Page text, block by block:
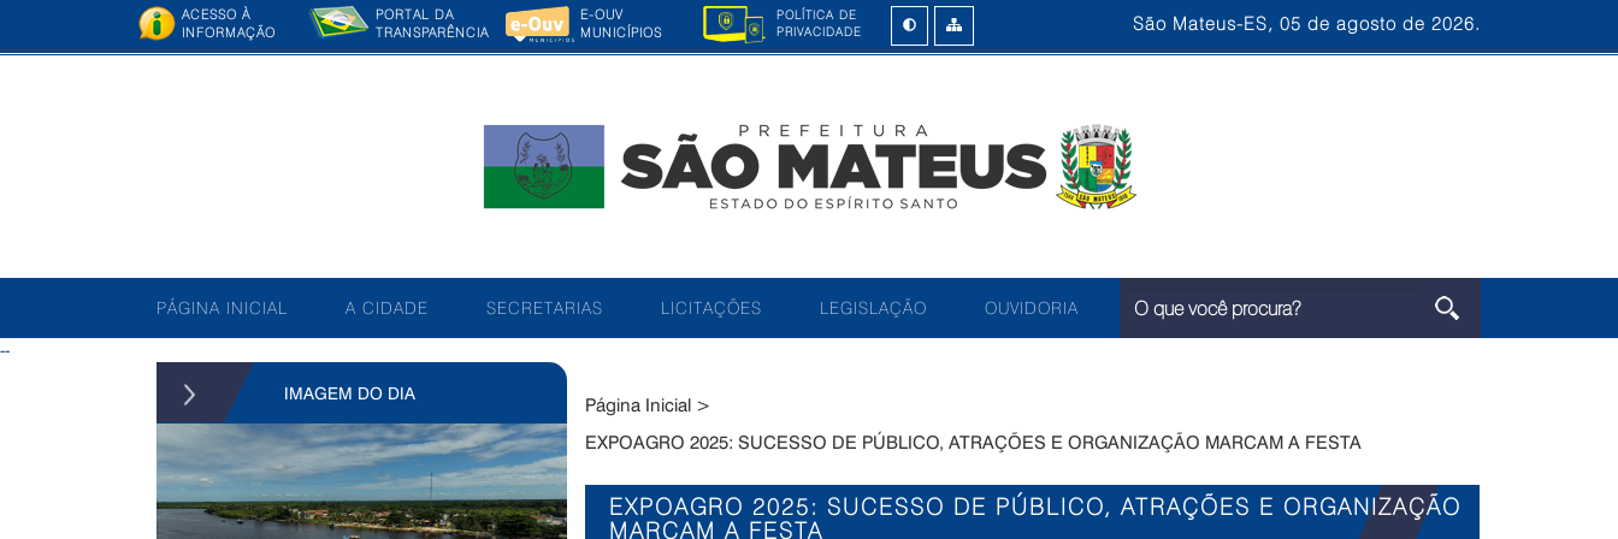
ACESSO À
INFORMAÇÃO
PORTAL DA
TRANSPARÊNCIA
E-OUV
MUNICÍPIOS
POLÍTICA DE
PRIVACIDADE
São Mateus-ES, 05 de agosto de 2026.
PÁGINA INICIAL A CIDADE SECRETARIAS LICITAÇÕES LEGISLAÇÃO OUVIDORIA
--
IMAGEM DO DIA
Página Inicial >
EXPOAGRO 2025: SUCESSO DE PÚBLICO, ATRAÇÕES E ORGANIZAÇÃO MARCAM A FESTA
EXPOAGRO 2025: SUCESSO DE PÚBLICO, ATRAÇÕES E ORGANIZAÇÃO
MARCAM A FESTA